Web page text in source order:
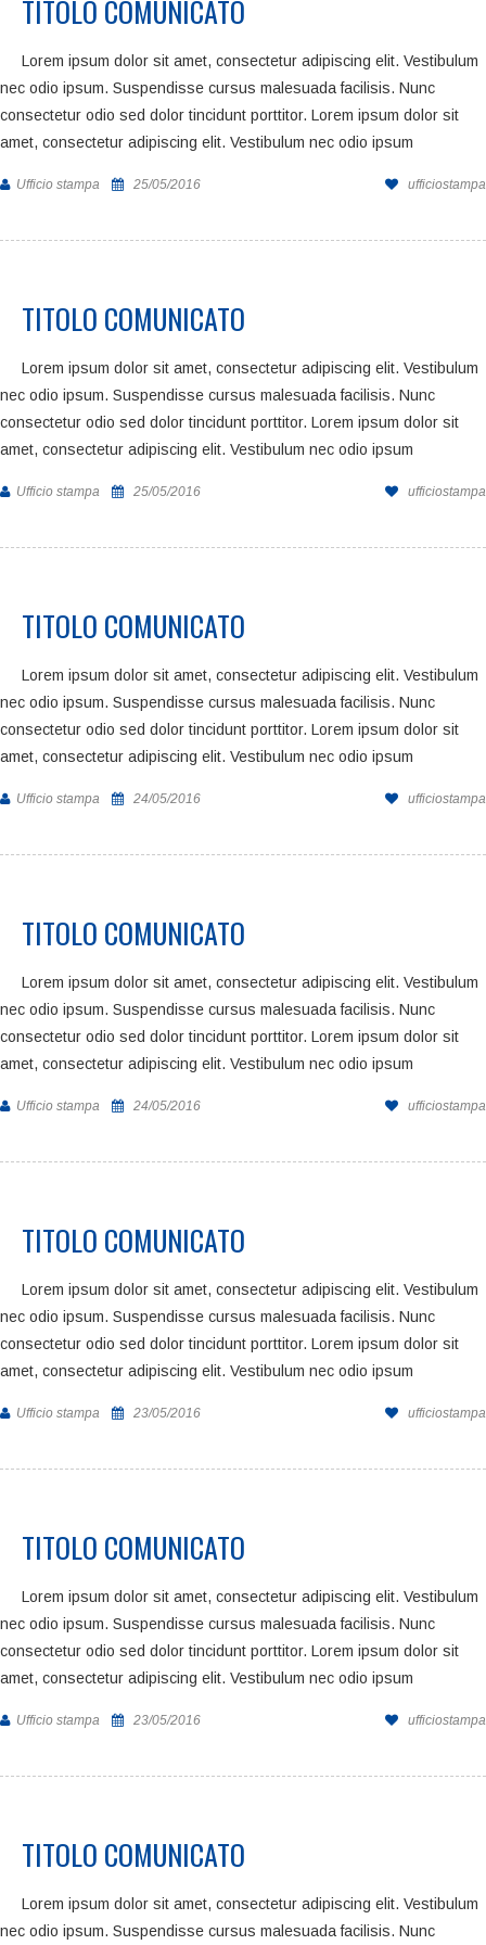
TITOLO COMUNICATO
Lorem ipsum dolor sit amet, consectetur adipiscing elit. Vestibulum
nec odio ipsum. Suspendisse cursus malesuada facilisis. Nunc
consectetur odio sed dolor tincidunt porttitor. Lorem ipsum dolor sit
amet, consectetur adipiscing elit. Vestibulum nec odio ipsum
Ufficio stampa 25/05/2016 ufficiostampa
TITOLO COMUNICATO
Lorem ipsum dolor sit amet, consectetur adipiscing elit. Vestibulum
nec odio ipsum. Suspendisse cursus malesuada facilisis. Nunc
consectetur odio sed dolor tincidunt porttitor. Lorem ipsum dolor sit
amet, consectetur adipiscing elit. Vestibulum nec odio ipsum
Ufficio stampa 25/05/2016 ufficiostampa
TITOLO COMUNICATO
Lorem ipsum dolor sit amet, consectetur adipiscing elit. Vestibulum
nec odio ipsum. Suspendisse cursus malesuada facilisis. Nunc
consectetur odio sed dolor tincidunt porttitor. Lorem ipsum dolor sit
amet, consectetur adipiscing elit. Vestibulum nec odio ipsum
Ufficio stampa 24/05/2016 ufficiostampa
TITOLO COMUNICATO
Lorem ipsum dolor sit amet, consectetur adipiscing elit. Vestibulum
nec odio ipsum. Suspendisse cursus malesuada facilisis. Nunc
consectetur odio sed dolor tincidunt porttitor. Lorem ipsum dolor sit
amet, consectetur adipiscing elit. Vestibulum nec odio ipsum
Ufficio stampa 24/05/2016 ufficiostampa
TITOLO COMUNICATO
Lorem ipsum dolor sit amet, consectetur adipiscing elit. Vestibulum
nec odio ipsum. Suspendisse cursus malesuada facilisis. Nunc
consectetur odio sed dolor tincidunt porttitor. Lorem ipsum dolor sit
amet, consectetur adipiscing elit. Vestibulum nec odio ipsum
Ufficio stampa 23/05/2016 ufficiostampa
TITOLO COMUNICATO
Lorem ipsum dolor sit amet, consectetur adipiscing elit. Vestibulum
nec odio ipsum. Suspendisse cursus malesuada facilisis. Nunc
consectetur odio sed dolor tincidunt porttitor. Lorem ipsum dolor sit
amet, consectetur adipiscing elit. Vestibulum nec odio ipsum
Ufficio stampa 23/05/2016 ufficiostampa
TITOLO COMUNICATO
Lorem ipsum dolor sit amet, consectetur adipiscing elit. Vestibulum
nec odio ipsum. Suspendisse cursus malesuada facilisis. Nunc